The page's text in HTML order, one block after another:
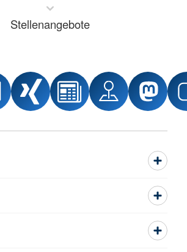
Stellenangebote